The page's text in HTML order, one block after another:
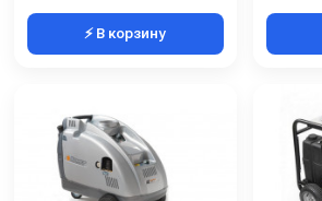
⚡ В корзину